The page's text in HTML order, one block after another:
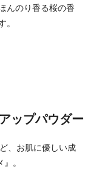
んのり香る桜の香
。
ップパウダー
、お肌に優しい成
。